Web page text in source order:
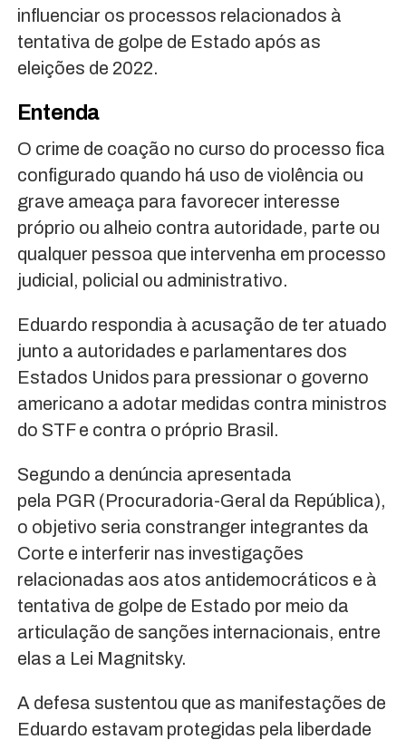
influenciar os processos relacionados à
tentativa de golpe de Estado após as
eleições de 2022.
Entenda
O crime de coação no curso do processo fica
configurado quando há uso de violência ou
grave ameaça para favorecer interesse
próprio ou alheio contra autoridade, parte ou
qualquer pessoa que intervenha em processo
judicial, policial ou administrativo.
Eduardo respondia à acusação de ter atuado
junto a autoridades e parlamentares dos
Estados Unidos para pressionar o governo
americano a adotar medidas contra ministros
do STF e contra o próprio Brasil.
Segundo a denúncia apresentada
pela PGR (Procuradoria-Geral da República),
o objetivo seria constranger integrantes da
Corte e interferir nas investigações
relacionadas aos atos antidemocráticos e à
tentativa de golpe de Estado por meio da
articulação de sanções internacionais, entre
elas a Lei Magnitsky.
A defesa sustentou que as manifestações de
Eduardo estavam protegidas pela liberdade